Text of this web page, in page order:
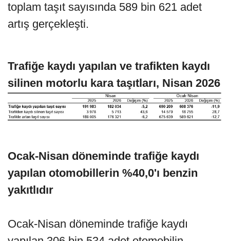
toplam taşıt sayısında 589 bin 621 adet
artış gerçekleşti.
Trafiğe kaydı yapılan ve trafikten kaydı
silinen motorlu kara taşıtları, Nisan 2026
Ocak-Nisan döneminde trafiğe kaydı
yapılan otomobillerin %40,0'ı benzin
yakıtlıdır
Ocak-Nisan döneminde trafiğe kaydı